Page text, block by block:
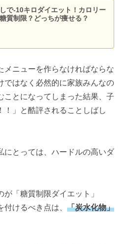
で-10キロダイエット！カロリー
質制限？どっちが痩せる？
メニューを作らなければならな
ではなく必然的に家族みんなの
ことになってしまった結果、子
！」と酷評されることしばし
にとっては、ハードルの高いダ
「糖質制限ダイエット」
けるべき点は、 「炭水化物」